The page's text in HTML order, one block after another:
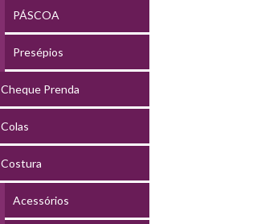
PÁSCOA
Presépios
Cheque Prenda
Colas
Costura
Acessórios